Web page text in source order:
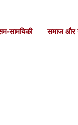
सामयिकी समाज और